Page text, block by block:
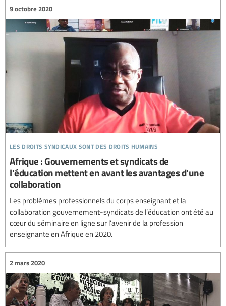
les droits syndicaux sont des droits humains
9 octobre 2020
Afrique : Gouvernements et syndicats de
l’éducation mettent en avant les avantages d’une
collaboration
Les problèmes professionnels du corps enseignant et la
collaboration gouvernement-syndicats de l’éducation ont été au
cœur du séminaire en ligne sur l’avenir de la profession
enseignante en Afrique en 2020.
2 mars 2020